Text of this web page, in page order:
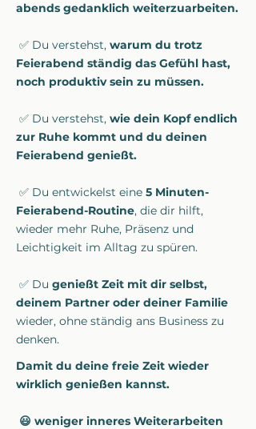
abends gedanklich weiterzuarbeiten.
✅ Du verstehst, warum du trotz
Feierabend ständig das Gefühl hast,
noch produktiv sein zu müssen.
✅ Du verstehst, wie dein Kopf endlich
zur Ruhe kommt und du deinen
Feierabend genießt.
✅ Du entwickelst eine 5 Minuten-
Feierabend-Routine, die dir hilft,
wieder mehr Ruhe, Präsenz und
Leichtigkeit im Alltag zu spüren.
✅ Du genießt Zeit mit dir selbst,
deinem Partner oder deiner Familie
wieder, ohne ständig ans Business zu
denken.
Damit du deine freie Zeit wieder
wirklich genießen kannst.
😃 weniger inneres Weiterarbeiten